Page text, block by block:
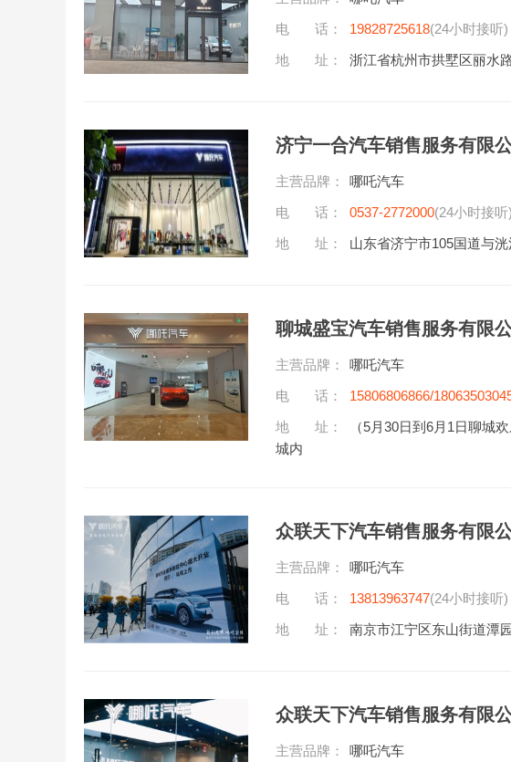
电 话：
19828725618(24小时接听)
地 址：
浙江省杭州市拱墅区丽水
济宁一合汽车销售服务有限
主营品牌：
哪吒汽车
电 话：
0537-2772000(24小时接听)
地 址：
山东省济宁市105国道与
聊城盛宝汽车销售服务有限
主营品牌：
哪吒汽车
电 话：
15806806866/
地 址：
（5月30日到6月1日聊城
城内
众联天下汽车销售服务有限
主营品牌：
哪吒汽车
电 话：
13813963747(24小时接听)
地 址：
南京市江宁区东山街道潭
众联天下汽车销售服务有限
主营品牌：
哪吒汽车